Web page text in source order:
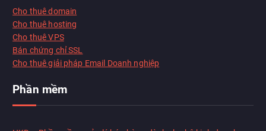
Cho thuê domain
Cho thuê hosting
Cho thuê VPS
Bán chứng chỉ SSL
Cho thuê giải pháp Email Doanh nghiệp
Phần mềm
Họ tên*